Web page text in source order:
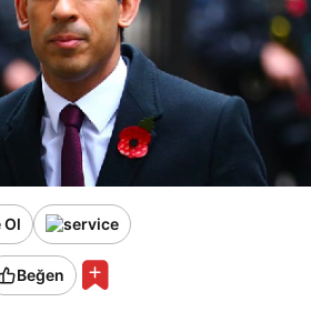
Ol
Beğen